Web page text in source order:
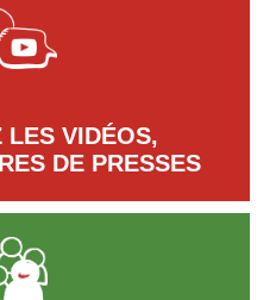
LES VIDÉOS,
DE PRESSES